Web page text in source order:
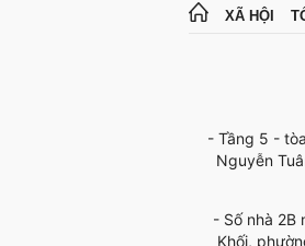
XÃ HỘI
- Tầng 5 -
Nguyễn
- Số nhà 2B
Khối,